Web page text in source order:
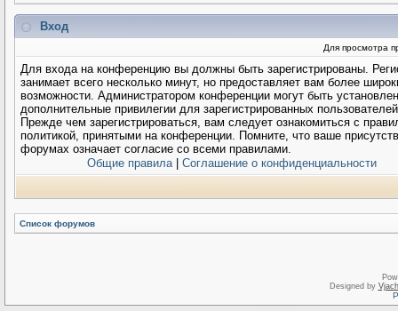
Вход
Для просмотра
Для входа на конференцию вы должны быть зарегистрированы.
занимает всего несколько минут, но предоставляет вам более
возможности. Администратором конференции могут быть
дополнительные привилегии для зарегистрированных
Прежде чем зарегистрироваться, вам следует ознакомиться с
политикой, принятыми на конференции. Помните, что ваше
форумах означает согласие со всеми правилами.
Общие правила| Соглашение о конфиденциальности
Список форумов
Designed by